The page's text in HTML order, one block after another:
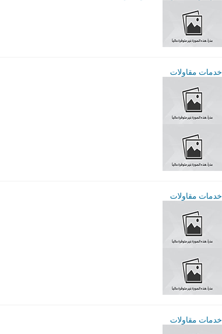
خدمات مقاولات
خدمات مقاولات
خدمات مقاولات